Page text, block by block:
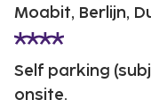
Moabit, Berlijn,
Self parking
onsite.